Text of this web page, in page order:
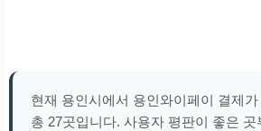
현재 용인시에서 용인와이페이 결제
총 27곳입니다. 사용자 평판이 좋은 곳